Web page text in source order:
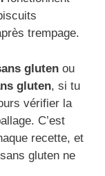
trempage.
gluten ou
gluten, si tu
vérifier la
C’est
recette, et
gluten ne